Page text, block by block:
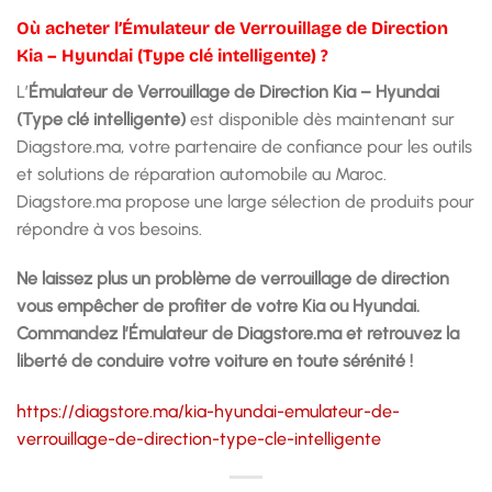
Où acheter l’Émulateur de Verrouillage de Direction
Kia – Hyundai (Type clé intelligente) ?
L’Émulateur de Verrouillage de Direction Kia – Hyundai
(Type clé intelligente) est disponible dès maintenant sur
Diagstore.ma, votre partenaire de confiance pour les outils
et solutions de réparation automobile au Maroc.
Diagstore.ma propose une large sélection de produits pour
répondre à vos besoins.
Ne laissez plus un problème de verrouillage de direction
vous empêcher de profiter de votre Kia ou Hyundai.
Commandez l’Émulateur de Diagstore.ma et retrouvez la
liberté de conduire votre voiture en toute sérénité !
https://diagstore.ma/kia-hyundai-emulateur-de-
verrouillage-de-direction-type-cle-intelligente